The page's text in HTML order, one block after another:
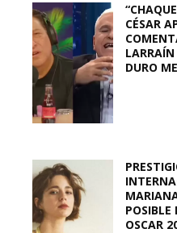
CÉSAR
DURO
OSCAR